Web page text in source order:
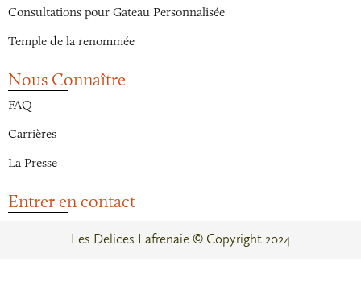
Consultations pour Gateau Personnalisée
Temple de la renommée
Nous Connaître
FAQ
Carrières
La Presse
Entrer en contact
Les Delices Lafrenaie © Copyright 2024